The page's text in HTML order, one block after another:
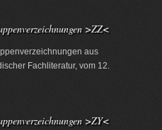
>ZZ<
aus
Fachliteratur, vom 12.
>ZY<